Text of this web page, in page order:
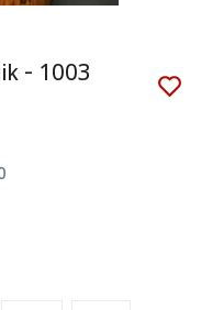
- 1003